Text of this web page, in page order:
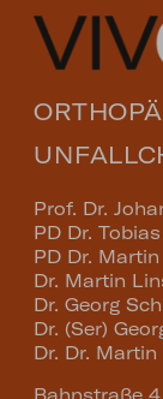
Prof. Dr.
PD Dr.
PD Dr.
Dr. Martin
Dr. Georg
Dr. (Ser)
Dr. Dr.
Bahnstraße 4